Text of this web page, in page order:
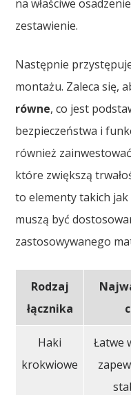
na właściwe
zestawienie.
Następnie
montażu. Zaleca się,
równe, co jest
bezpieczeństwa i
również
które zwiększą
to elementy takich jak
muszą być
zastosowywanego
Rodzaj
łącznika
Haki
krokwiowe
Łatwe